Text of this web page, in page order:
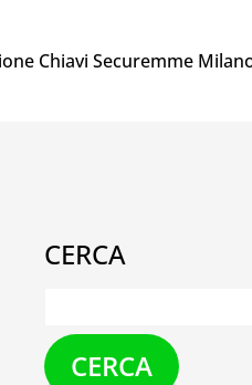
Chiavi Securemme
CERCA
CERCA